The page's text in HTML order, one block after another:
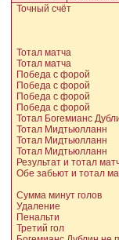
Точный счёт
Тотал матча
Тотал матча
Победа с форой
Победа с форой
Победа с форой
Победа с форой
Тотал Богемианс
Тотал Мидтьюлланн
Тотал Мидтьюлланн
Тотал Мидтьюлланн
Результат и тотал
Обе забьют и тотал
Сумма минут голов
Удаление
Пенальти
Третий гол